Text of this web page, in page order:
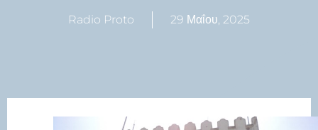
Radio Proto 29 Μαΐου, 2025